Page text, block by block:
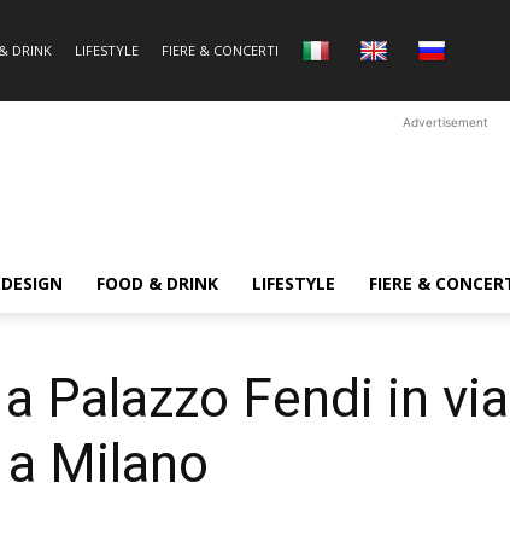
DRINK LIFESTYLE FIERE & CONCERTI
Advertisement
FOOD & DRINK LIFESTYLE FIERE &
Palazzo Fendi in via
Milano